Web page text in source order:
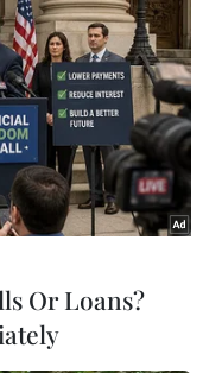
xe
Or Loans?